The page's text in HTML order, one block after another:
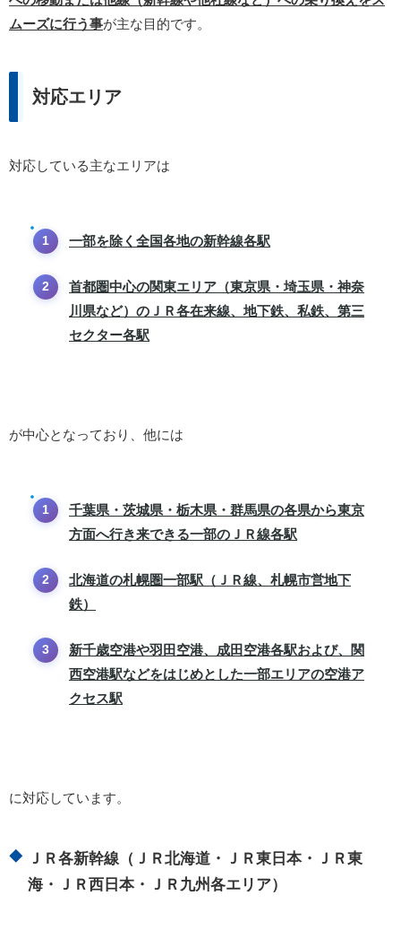
ムーズに行う事が主な目的です。
対応エリア
対応している主なエリアは
一部を除く全国各地の新幹線各駅
首都圏中心の関東エリア（東京県・埼玉県・神奈
川県など）のＪＲ各在来線、地下鉄、私鉄、第三
セクター各駅
が中心となっており、他には
千葉県・茨城県・栃木県・群馬県の各県から東京
方面へ行き来できる一部のＪＲ線各駅
北海道の札幌圏一部駅（ＪＲ線、札幌市営地下
鉄）
新千歳空港や羽田空港、成田空港各駅および、関
西空港駅などをはじめとした一部エリアの空港ア
クセス駅
に対応しています。
ＪＲ各新幹線（ＪＲ北海道・ＪＲ東日本・ＪＲ東
海・ＪＲ西日本・ＪＲ九州各エリア）